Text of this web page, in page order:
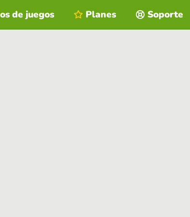
de juegos Planes Soporte